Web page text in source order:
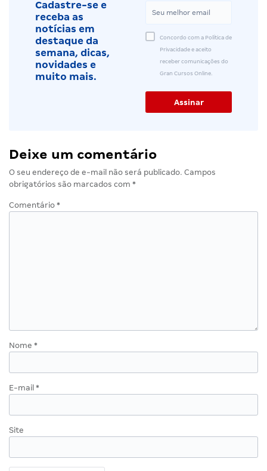
Cadastre-se e
receba as
notícias em
destaque da
semana, dicas,
novidades e
muito mais.
Concordo com a Política de
Privacidade e aceito
receber comunicações do
Gran Cursos Online.
Deixe um comentário
O seu endereço de e-mail não será publicado. Campos
obrigatórios são marcados com *
Comentário *
Nome *
E-mail *
Site